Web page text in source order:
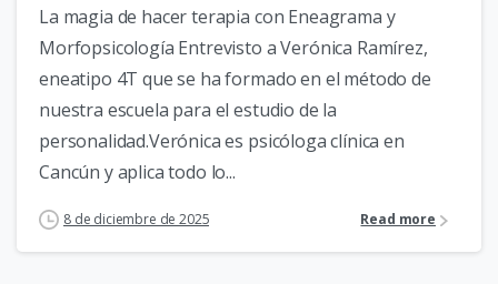
La magia de hacer terapia con Eneagrama y
Morfopsicología Entrevisto a Verónica Ramírez,
eneatipo 4T que se ha formado en el método de
nuestra escuela para el estudio de la
personalidad.Verónica es psicóloga clínica en
Cancún y aplica todo lo...
8 de diciembre de 2025 Read more